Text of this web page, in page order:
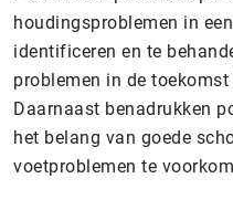
houdingsproblemen in
identificeren en te
problemen in de
Daarnaast benadrukken
het belang van goede
voetproblemen te